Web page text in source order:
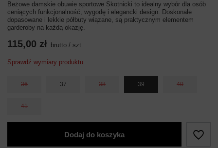
Beżowe damskie obuwie sportowe Skotnicki to idealny wybór dla osób
ceniących funkcjonalność, wygodę i elegancki design. Doskonale
dopasowane i lekkie półbuty wiązane, są praktycznym elementem
garderoby na każdą okazję.
115,00 zł brutto / szt.
Sprawdź wymiary produktu
36 37 38 39 40
41
Dodaj do koszyka